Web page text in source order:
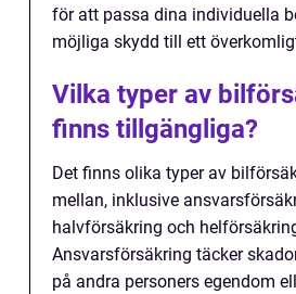
för att passa dina individuella
möjliga skydd till ett
Vilka typer av
finns tillgängliga?
Det finns olika typer av
mellan, inklusive
halvförsäkring och
Ansvarsförsäkring täcker
på andra personers egendom